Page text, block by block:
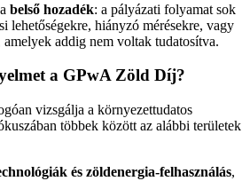
belső hozadék: a pályázati folyamat sok
lehetőségekre, hiányzó mérésekre, vagy
amelyek addig nem voltak tudatosítva.
a GPwA Zöld Díj?
vizsgálja a környezettudatos
többek között az alábbi területek
és zöldenergia-felhasználás,